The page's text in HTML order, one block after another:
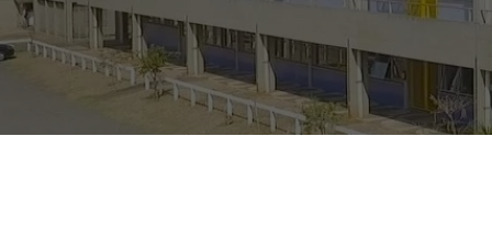
Vestibular
2ª Graduação